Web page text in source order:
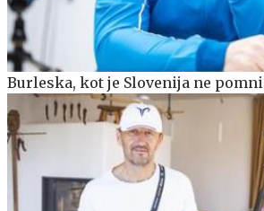
Burleska, kot je Slovenija ne pomni